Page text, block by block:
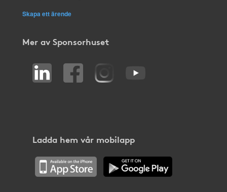
Skapa ett ärende
Mer av Sponsorhuset
Ladda hem vår mobilapp